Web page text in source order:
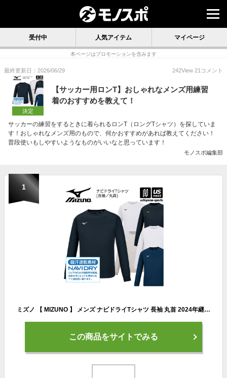
受付中 人気アイテム マイページ
本ページはプロモーションを含みます
最終更新日：2026/06/29 242View 21 コメント
決定
【サッカー用ロンT】おしゃれなメンズ用練習
着のおすすめを教えて！
サッカーの練習をするときに着られるロンT（ロングTシャツ）を探していま
す！おしゃれなメンズ用のもので、何かおすすめがあれば教えてください！
普段使いもしやすいようなものがいいなと思っています！
モノスポ編集部
1
ミズノ 【 MIZUNO 】 メンズ ナビドライTシャツ 長袖 丸首 2024年継続モデル 【 32MA1195 ロングスリーブ ロンT NAVIDRY ワンポイント 刺繍入り インナー 練習着 吸汗速乾 】【翌日配達対象 365日出荷】【メール便は翌日配達不可】[M便 1/1][物流]
この商品をサイトでみる